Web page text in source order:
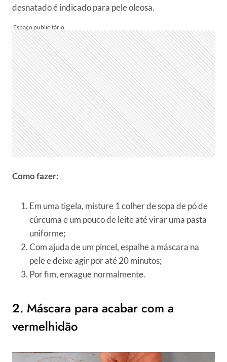
desnatado é indicado para pele oleosa.
Como fazer:
Em uma tigela, misture 1 colher de sopa de pó de
cúrcuma e um pouco de leite até virar uma pasta
uniforme;
Com ajuda de um pincel, espalhe a máscara na
pele e deixe agir por até 20 minutos;
Por fim, enxague normalmente.
2. Máscara para acabar com a
vermelhidão